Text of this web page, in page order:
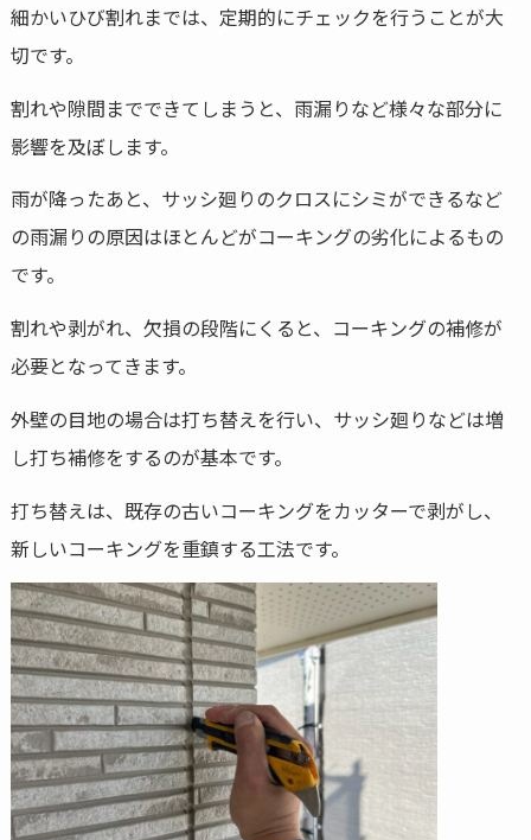
細かいひび割れまでは、定期的にチェックを行うことが大
切です。
割れや隙間までできてしまうと、雨漏りなど様々な部分に
影響を及ぼします。
雨が降ったあと、サッシ廻りのクロスにシミができるなど
の雨漏りの原因はほとんどがコーキングの劣化によるもの
です。
割れや剥がれ、欠損の段階にくると、コーキングの補修が
必要となってきます。
外壁の目地の場合は打ち替えを行い、サッシ廻りなどは増
し打ち補修をするのが基本です。
打ち替えは、既存の古いコーキングをカッターで剥がし、
新しいコーキングを重鎮する工法です。